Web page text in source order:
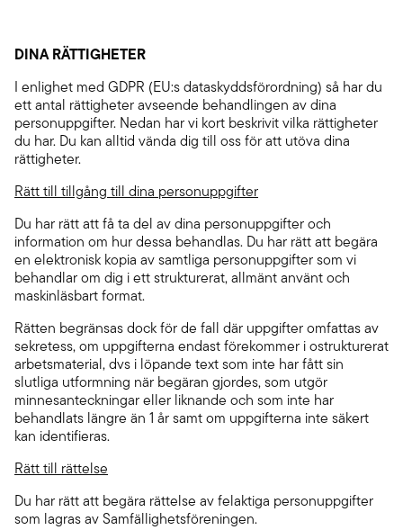
DINA RÄTTIGHETER
I enlighet med GDPR (EU:s dataskyddsförordning) så har du
ett antal rättigheter avseende behandlingen av dina
personuppgifter. Nedan har vi kort beskrivit vilka rättigheter
du har. Du kan alltid vända dig till oss för att utöva dina
rättigheter.
Rätt till tillgång till dina personuppgifter
Du har rätt att få ta del av dina personuppgifter och
information om hur dessa behandlas. Du har rätt att begära
en elektronisk kopia av samtliga personuppgifter som vi
behandlar om dig i ett strukturerat, allmänt använt och
maskinläsbart format.
Rätten begränsas dock för de fall där uppgifter omfattas av
sekretess, om uppgifterna endast förekommer i ostrukturerat
arbetsmaterial, dvs i löpande text som inte har fått sin
slutliga utformning när begäran gjordes, som utgör
minnesanteckningar eller liknande och som inte har
behandlats längre än 1 år samt om uppgifterna inte säkert
kan identifieras.
Rätt till rättelse
Du har rätt att begära rättelse av felaktiga personuppgifter
som lagras av Samfällighetsföreningen.